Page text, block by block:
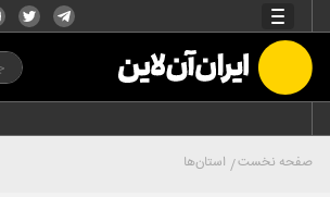
صفحه نخست استان‌ها